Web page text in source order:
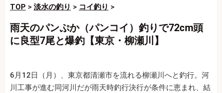
TOP > 淡水の釣り > コイ釣り >
雨天のパンぷか（パンコイ）釣りで72cm頭
に良型7尾と爆釣【東京・柳瀬川】
6月12日（月）、東京都清瀬市を流れる柳瀬川へと釣行。河
川工事が進む同河川だが雨天時釣行決行が条件に恵まれ、結